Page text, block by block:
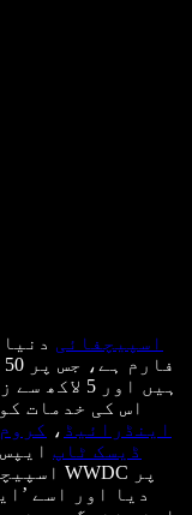
اسپیچفائی
ہیں اور 5
اس کی خدمات
اینڈرائیڈ ،
ڈیسک ٹاپ ایپس
WWDC پر
دیا اور اسے